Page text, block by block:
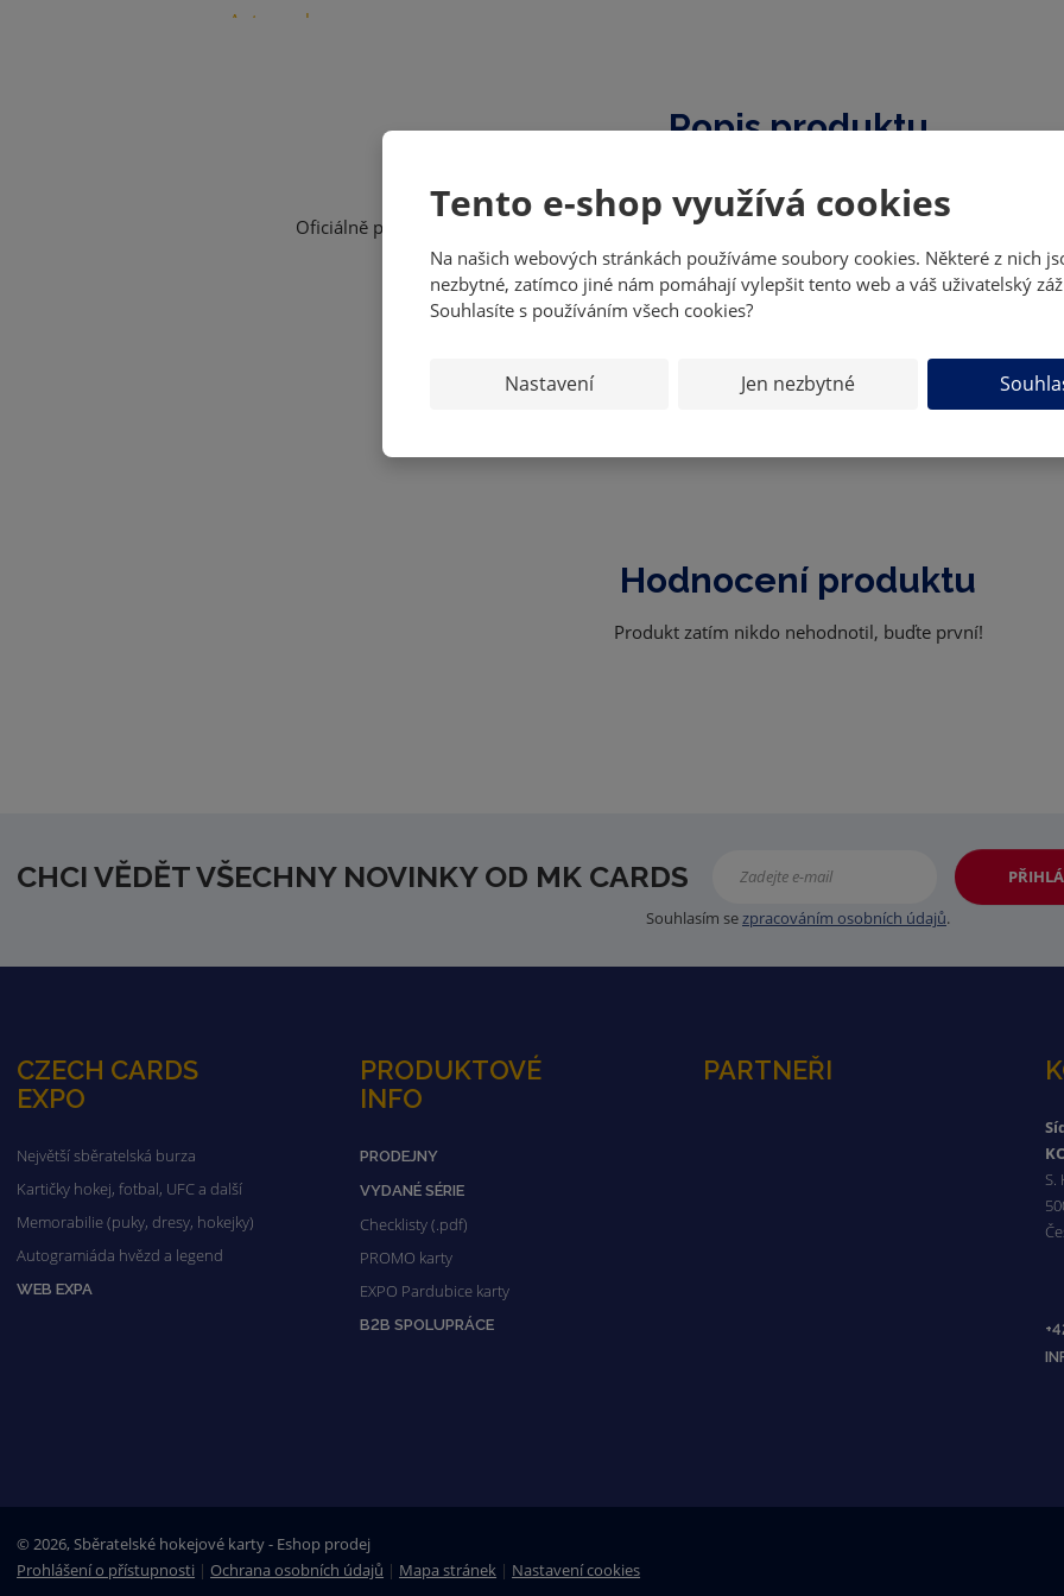
Tento e-shop využívá cookies
Na našich webových stránkách používáme soubory cookies. Některé z nich
nezbytné, zatímco jiné nám pomáhají vylepšit tento web a váš uživatelský
Souhlasíte s používáním všech cookies?
Nastavení Jen nezbytné
Popis produktu
Kód produktu: 302025029 Výrobce:
Oficiálně podepsaná kartička Karolíny Erbanové z Cards EXPA v Hradci Králové 29.11. 2025.
SDÍLET
Hodnocení produktu
Produkt zatím nikdo nehodnotil, buďte první!
CHCI VĚDĚT VŠECHNY NOVINKY OD MK CARDS
Souhlasím sezpracováním osobních údajů.
CZECH CARDS
EXPO
Největší sběratelská burza
Kartičky hokej, fotbal, UFC a další
Memorabilie (puky, dresy, hokejky)
Autogramiáda hvězd a legend
WEB EXPA
PRODUKTOVÉ
INFO
PRODEJNY
VYDANÉ SÉRIE
Checklisty (.pdf)
PROMO karty
EXPO Pardubice karty
B2B SPOLUPRÁCE
PARTNEŘI
S.
© 2026, Sběratelské hokejové karty - Eshop prodej
Prohlášení o přístupnosti |Ochrana osobních údajů | Mapa stránek | Nastavení cookies